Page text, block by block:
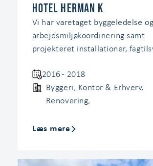
Hotel Herman K
Vi har varetaget byggeledelse og
arbejdsmiljøkoordinering samt
projekteret installationer,
af Herman K.
2016 - 2018
Byggeri, Kontor & Erhverv,
Renovering,
Læs mere